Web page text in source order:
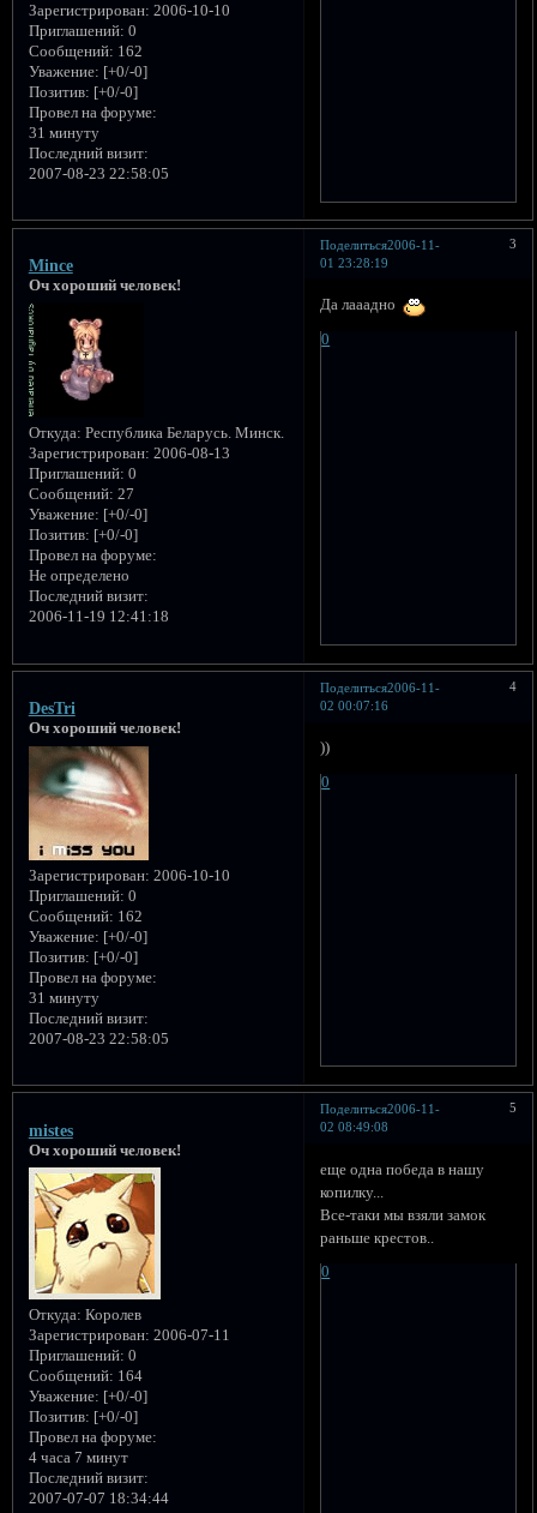
Зарегистрирован: 2006-10-10
Приглашений: 0
Сообщений: 162
Уважение: [+0/-0]
Позитив: [+0/-0]
Провел на форуме:
31 минуту
Последний визит:
2007-08-23 22:58:05
Поделиться 3
2006-11-
01 23:28:19
Mince
Оч хороший человек!
Откуда: Республика Беларусь. Минск.
Зарегистрирован: 2006-08-13
Приглашений: 0
Сообщений: 27
Уважение: [+0/-0]
Позитив: [+0/-0]
Провел на форуме:
Не определено
Последний визит:
2006-11-19 12:41:18
Да лааадно
0
Поделиться 4
2006-11-
02 00:07:16
DesTri
Оч хороший человек!
Зарегистрирован: 2006-10-10
Приглашений: 0
Сообщений: 162
Уважение: [+0/-0]
Позитив: [+0/-0]
Провел на форуме:
31 минуту
Последний визит:
2007-08-23 22:58:05
))
0
Поделиться 5
2006-11-
02 08:49:08
mistes
Оч хороший человек!
Откуда: Королев
Зарегистрирован: 2006-07-11
Приглашений: 0
Сообщений: 164
Уважение: [+0/-0]
Позитив: [+0/-0]
Провел на форуме:
4 часа 7 минут
Последний визит:
2007-07-07 18:34:44
еще одна победа в нашу
копилку...
Все-таки мы взяли замок
раньше крестов..
0